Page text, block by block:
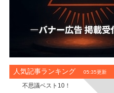
人気記事ランキング 05:35更新
不思議ベスト10！